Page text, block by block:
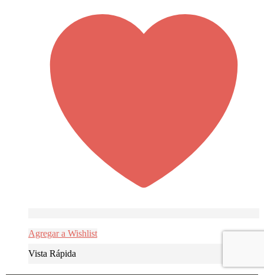
Agregar a Wishlist
Vista Rápida